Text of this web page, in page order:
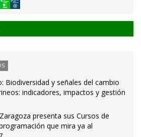
Biodiversidad y señales del cambio
indicadores, impactos y gestión
presenta sus Cursos de
que mira ya al